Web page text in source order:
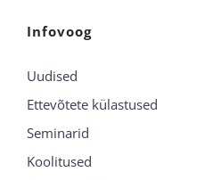
Infovoog
Uudised
Ettevõtete külastused
Seminarid
Koolitused